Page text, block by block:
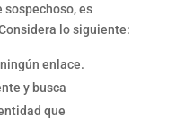
sospechoso, es
lo siguiente:
enlace.
y busca
que